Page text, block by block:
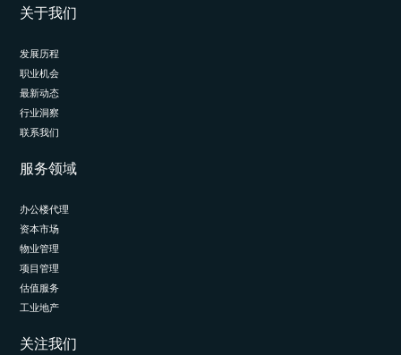
关于我们
发展历程
职业机会
最新动态
行业洞察
联系我们
服务领域
办公楼代理
资本市场
物业管理
项目管理
估值服务
工业地产
关注我们